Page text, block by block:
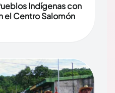
Indígenas con
el Centro Salomón